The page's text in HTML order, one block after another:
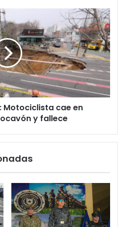
Motociclista cae en
y fallece